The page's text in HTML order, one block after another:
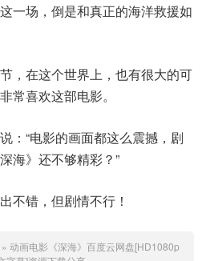
场，倒是和真正的海洋救援如
，在这个世界上，也有很大的可
常喜欢这部电影。
：“电影的画面都这么震撼，剧
海》还不够精彩？”
不错，但剧情不行！
» 动画电影《深海》百度云网盘[HD1080p